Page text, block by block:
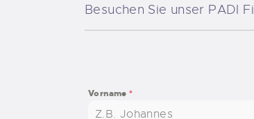
Besuchen Sie unser PADI
Vorname*